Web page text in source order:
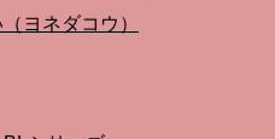
ヨネダコウ）